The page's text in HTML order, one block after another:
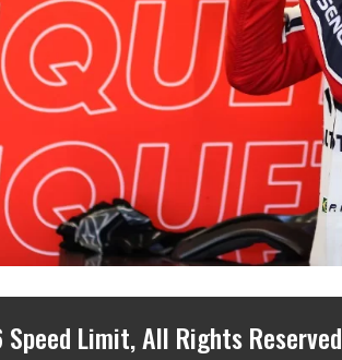
Limit, All Rights Reserved